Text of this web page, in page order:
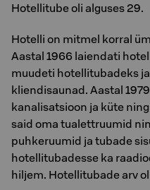
Hotellitube oli alguses 29.
Hotelli on mitmel korral
Aastal 1966 laiendati
muudeti hotellitubadeks
kliendisaunad. Aastal
kanalisatsioon ja küte
said oma tualettruumid
puhkeruumid ja tubade
hotellitubadesse ka
hiljem. Hotellitubade arv